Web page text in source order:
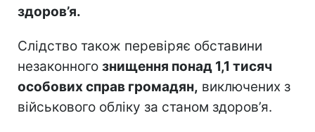
здоров’я.
Слідство також перевіряє обставини
незаконного знищення понад 1,1 тисяч
особових справ громадян, виключених з
військового обліку за станом здоров’я.